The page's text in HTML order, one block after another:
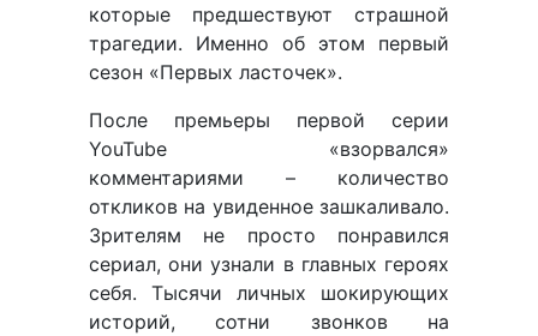
которые предшествуют страшной
трагедии. Именно об этом первый
сезон «Первых ласточек».
После премьеры первой серии
YouTube «взорвался»
комментариями – количество
откликов на увиденное зашкаливало.
Зрителям не просто понравился
сериал, они узнали в главных героях
себя. Тысячи личных шокирующих
историй, сотни звонков на